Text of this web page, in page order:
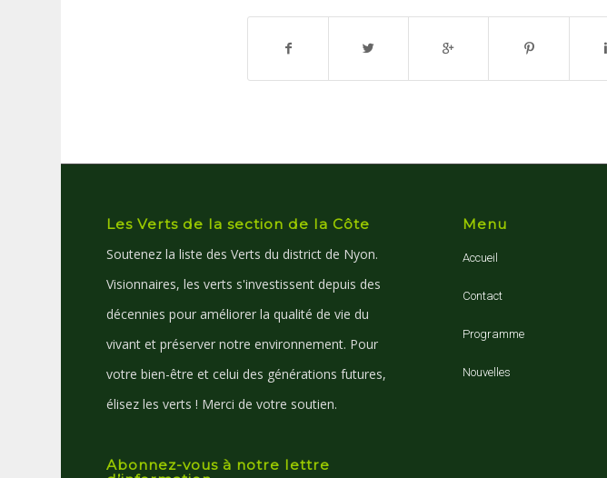
Les Verts de la section de la Côte
Soutenez la liste des Verts du district de Nyon.
Visionnaires, les verts s'investissent depuis des
décennies pour améliorer la qualité de vie du
vivant et préserver notre environnement. Pour
votre bien-être et celui des générations futures,
élisez les verts ! Merci de votre soutien.
Abonnez-vous à notre lettre
Menu
Accueil
Contact
Programme
Nouvelles